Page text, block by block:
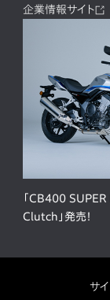
企業情報サイト
「CB400
Clutch」発売！
サ